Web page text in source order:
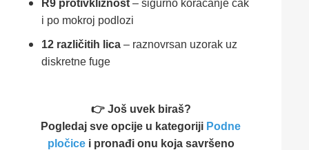
R9 protivkliznost – sigurno koračanje čak
i po mokroj podlozi
12 različitih lica – raznovrsan uzorak uz
diskretne fuge
👉 Još uvek biraš?
Pogledaj sve opcije u kategoriji Podne
pločicei pronađi onu koja savršeno